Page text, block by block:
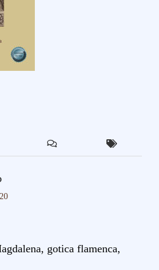
gotica flamenca,